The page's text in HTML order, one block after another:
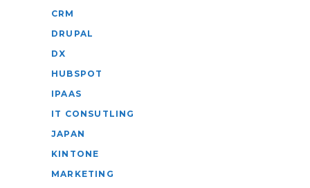
CRM
DRUPAL
DX
HUBSPOT
IPAAS
IT CONSUTLING
JAPAN
KINTONE
MARKETING